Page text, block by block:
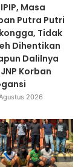
Masa
Putra Putri
Tidak
Dihentikan
Dalilnya
JNP Korban
2026